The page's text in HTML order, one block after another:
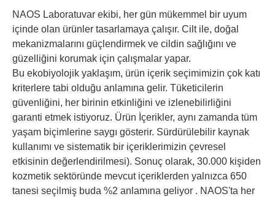
NAOS Laboratuvar ekibi, her gün mükemmel bir uyum
içinde olan ürünler tasarlamaya çalışır. Cilt ile, doğal
mekanizmalarını güçlendirmek ve cildin sağlığını ve
güzelliğini korumak için çalışmalar yapar.
Bu ekobiyolojik yaklaşım, ürün içerik seçimimizin çok katı
kriterlere tabi olduğu anlamına gelir. Tüketicilerin
güvenliğini, her birinin etkinliğini ve izlenebilirliğini
garanti etmek istiyoruz. Ürün İçerikler, aynı zamanda tüm
yaşam biçimlerine saygı gösterir. Sürdürülebilir kaynak
kullanımı ve sistematik bir içeriklerimizin çevresel
etkisinin değerlendirilmesi). Sonuç olarak, 30.000 kişiden
kozmetik sektöründe mevcut içeriklerden yalnızca 650
tanesi seçilmiş buda %2 anlamına geliyor . NAOS'ta her